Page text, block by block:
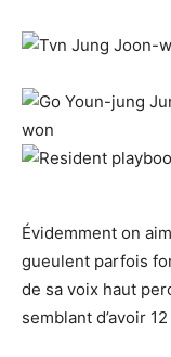
Évidemment on
gueulent parfois
de sa voix haut
semblant d’avoir